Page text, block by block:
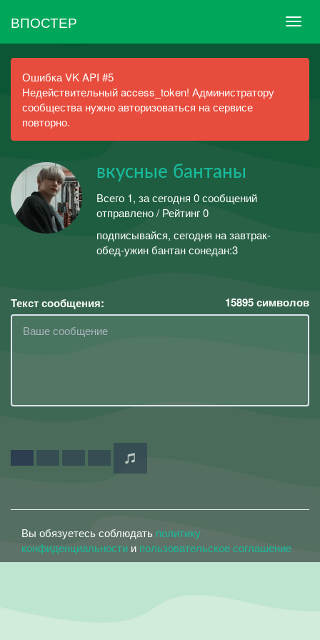
ВПОСТЕР
Ошибка VK API #5
Недействительный access_token! Администратору
сообщества нужно авторизоваться на сервисе
повторно.
вкусные бантаны
Всего 1, за сегодня 0 сообщений
отправлено / Рейтинг 0
подписывайся, сегодня на завтрак-
обед-ужин бантан сонедан:3
Текст сообщения: 15895символов
Вы обязуетесь соблюдать политику
конфиденциальности и пользовательское соглашение